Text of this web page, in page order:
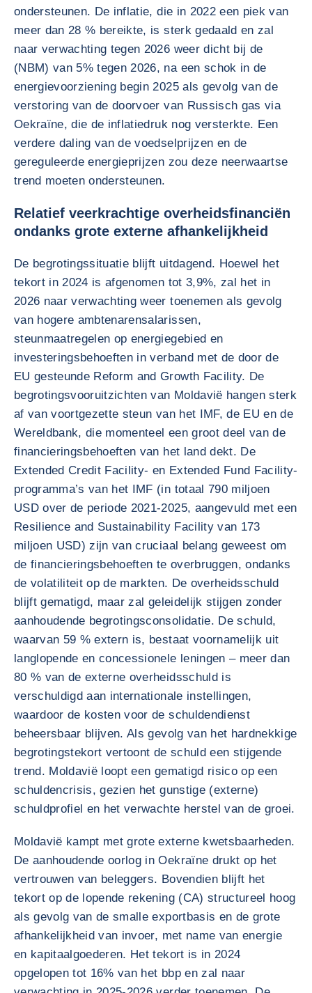
ondersteunen. De inflatie, die in 2022 een piek van
meer dan 28 % bereikte, is sterk gedaald en zal
naar verwachting tegen 2026 weer dicht bij de
(NBM) van 5% tegen 2026, na een schok in de
energievoorziening begin 2025 als gevolg van de
verstoring van de doorvoer van Russisch gas via
Oekraïne, die de inflatiedruk nog versterkte. Een
verdere daling van de voedselprijzen en de
gereguleerde energieprijzen zou deze neerwaartse
trend moeten ondersteunen.
Relatief veerkrachtige overheidsfinanciën
ondanks grote externe afhankelijkheid
De begrotingssituatie blijft uitdagend. Hoewel het
tekort in 2024 is afgenomen tot 3,9%, zal het in
2026 naar verwachting weer toenemen als gevolg
van hogere ambtenarensalarissen,
steunmaatregelen op energiegebied en
investeringsbehoeften in verband met de door de
EU gesteunde Reform and Growth Facility. De
begrotingsvooruitzichten van Moldavië hangen sterk
af van voortgezette steun van het IMF, de EU en de
Wereldbank, die momenteel een groot deel van de
financieringsbehoeften van het land dekt. De
Extended Credit Facility- en Extended Fund Facility-
programma’s van het IMF (in totaal 790 miljoen
USD over de periode 2021-2025, aangevuld met een
Resilience and Sustainability Facility van 173
miljoen USD) zijn van cruciaal belang geweest om
de financieringsbehoeften te overbruggen, ondanks
de volatiliteit op de markten. De overheidsschuld
blijft gematigd, maar zal geleidelijk stijgen zonder
aanhoudende begrotingsconsolidatie. De schuld,
waarvan 59 % extern is, bestaat voornamelijk uit
langlopende en concessionele leningen – meer dan
80 % van de externe overheidsschuld is
verschuldigd aan internationale instellingen,
waardoor de kosten voor de schuldendienst
beheersbaar blijven. Als gevolg van het hardnekkige
begrotingstekort vertoont de schuld een stijgende
trend. Moldavië loopt een gematigd risico op een
schuldencrisis, gezien het gunstige (externe)
schuldprofiel en het verwachte herstel van de groei.
Moldavië kampt met grote externe kwetsbaarheden.
De aanhoudende oorlog in Oekraïne drukt op het
vertrouwen van beleggers. Bovendien blijft het
tekort op de lopende rekening (CA) structureel hoog
als gevolg van de smalle exportbasis en de grote
afhankelijkheid van invoer, met name van energie
en kapitaalgoederen. Het tekort is in 2024
opgelopen tot 16% van het bbp en zal naar